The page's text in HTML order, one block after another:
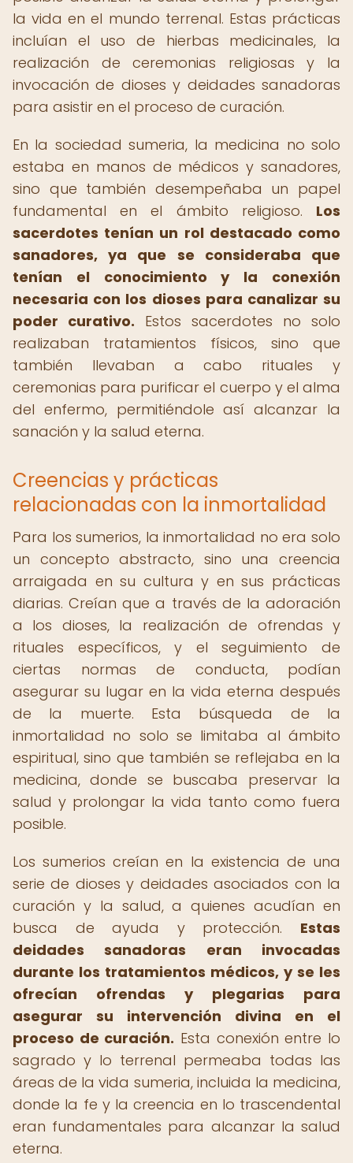
la vida en el mundo terrenal. Estas prácticas
incluían el uso de hierbas medicinales, la
realización de ceremonias religiosas y la
invocación de dioses y deidades sanadoras
para asistir en el proceso de curación.
En la sociedad sumeria, la medicina no solo
estaba en manos de médicos y sanadores,
sino que también desempeñaba un papel
fundamental en el ámbito religioso. Los
sacerdotes tenían un rol destacado como
sanadores, ya que se consideraba que
tenían el conocimiento y la conexión
necesaria con los dioses para canalizar su
poder curativo. Estos sacerdotes no solo
realizaban tratamientos físicos, sino que
también llevaban a cabo rituales y
ceremonias para purificar el cuerpo y el alma
del enfermo, permitiéndole así alcanzar la
sanación y la salud eterna.
Creencias y prácticas
relacionadas con la inmortalidad
Para los sumerios, la inmortalidad no era solo
un concepto abstracto, sino una creencia
arraigada en su cultura y en sus prácticas
diarias. Creían que a través de la adoración
a los dioses, la realización de ofrendas y
rituales específicos, y el seguimiento de
ciertas normas de conducta, podían
asegurar su lugar en la vida eterna después
de la muerte. Esta búsqueda de la
inmortalidad no solo se limitaba al ámbito
espiritual, sino que también se reflejaba en la
medicina, donde se buscaba preservar la
salud y prolongar la vida tanto como fuera
posible.
Los sumerios creían en la existencia de una
serie de dioses y deidades asociados con la
curación y la salud, a quienes acudían en
busca de ayuda y protección. Estas
deidades sanadoras eran invocadas
durante los tratamientos médicos, y se les
ofrecían ofrendas y plegarias para
asegurar su intervención divina en el
proceso de curación. Esta conexión entre lo
sagrado y lo terrenal permeaba todas las
áreas de la vida sumeria, incluida la medicina,
donde la fe y la creencia en lo trascendental
eran fundamentales para alcanzar la salud
eterna.